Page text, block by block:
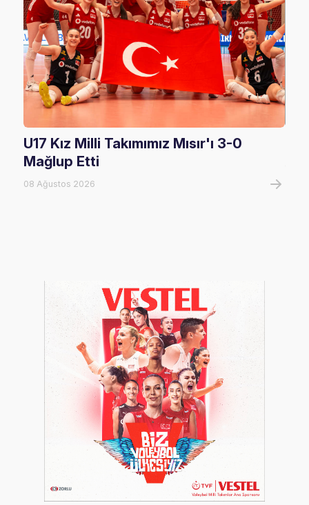
U17 Kız Milli Takımımız Mısır'ı 3-0
Mağlup Etti
08 Ağustos 2026